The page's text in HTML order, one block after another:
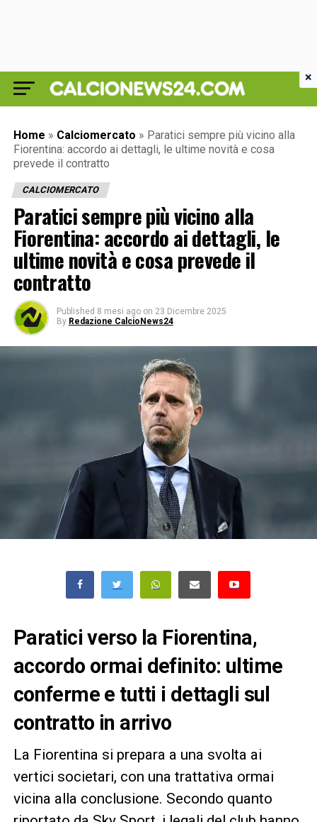
Home » Calciomercato » Paratici sempre più vicino alla
Fiorentina: accordo ai dettagli, le ultime novità e cosa
prevede il contratto
CALCIOMERCATO
Paratici sempre più vicino alla
Fiorentina: accordo ai dettagli, le
ultime novità e cosa prevede il
contratto
Published 8 mesi ago on 23 Dicembre 2025
By Redazione CalcioNews24
Paratici verso la Fiorentina,
accordo ormai definito: ultime
conferme e tutti i dettagli sul
contratto in arrivo
La Fiorentina si prepara a una svolta ai
vertici societari, con una trattativa ormai
vicina alla conclusione. Secondo quanto
×